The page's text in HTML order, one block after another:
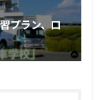
プラン、口